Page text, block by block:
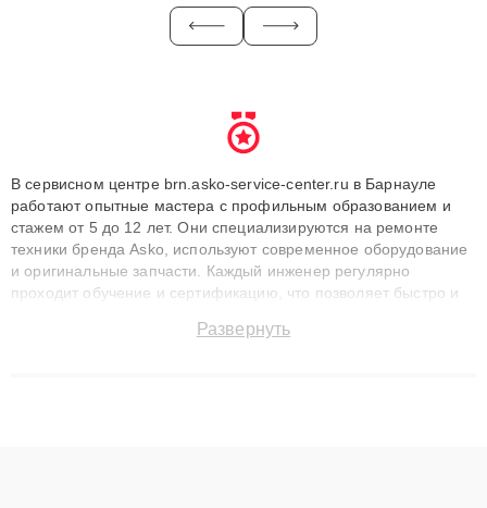
В сервисном центре brn.asko-service-center.ru в Барнауле
работают опытные мастера с профильным образованием и
стажем от 5 до 12 лет. Они специализируются на ремонте
техники бренда Asko, используют современное оборудование
и оригинальные запчасти. Каждый инженер регулярно
проходит обучение и сертификацию, что позволяет быстро и
сохранением гарантии до 3 лет. Наши мастера решают
Развернуть